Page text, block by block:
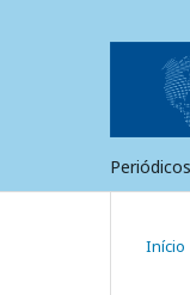
Periódicos
Início